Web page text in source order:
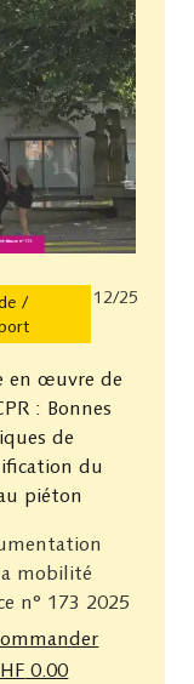
/
12/25
en œuvre de
: Bonnes
de
du
piéton
mobilité
n° 173 2025
0.00